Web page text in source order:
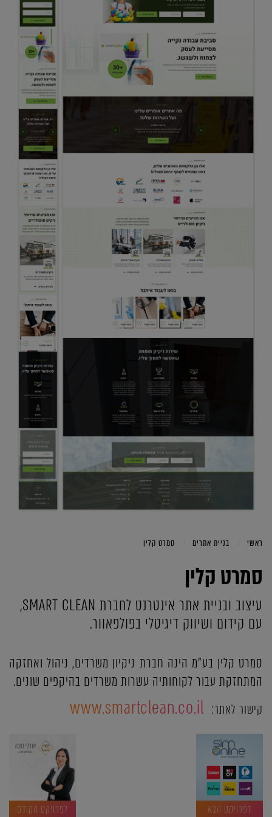
ראשי בניית אתרים סמרט קלין
סמרט קלין
עיצוב ובניית אתר אינטרנט לחברת SMART CLEAN,
עם קידום ושיווק דיגיטלי בפולפאוור.
סמרט קלין בע"מ הינה חברת ניקיון משרדים, ניהול ואחזקה
המתחזקת עבור לקוחותיה עשרות משרדים בהיקפים שונים.
קישור לאתר: www.smartclean.co.il
לפרויקט הבא לפרויקט הקודם